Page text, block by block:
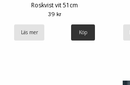
Roskvist vit 51cm
39 kr
Läs mer